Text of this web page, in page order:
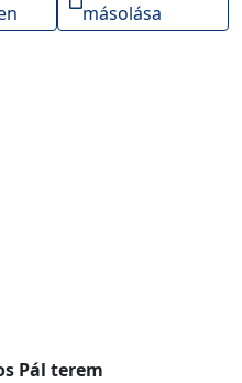
másolása
Pál terem